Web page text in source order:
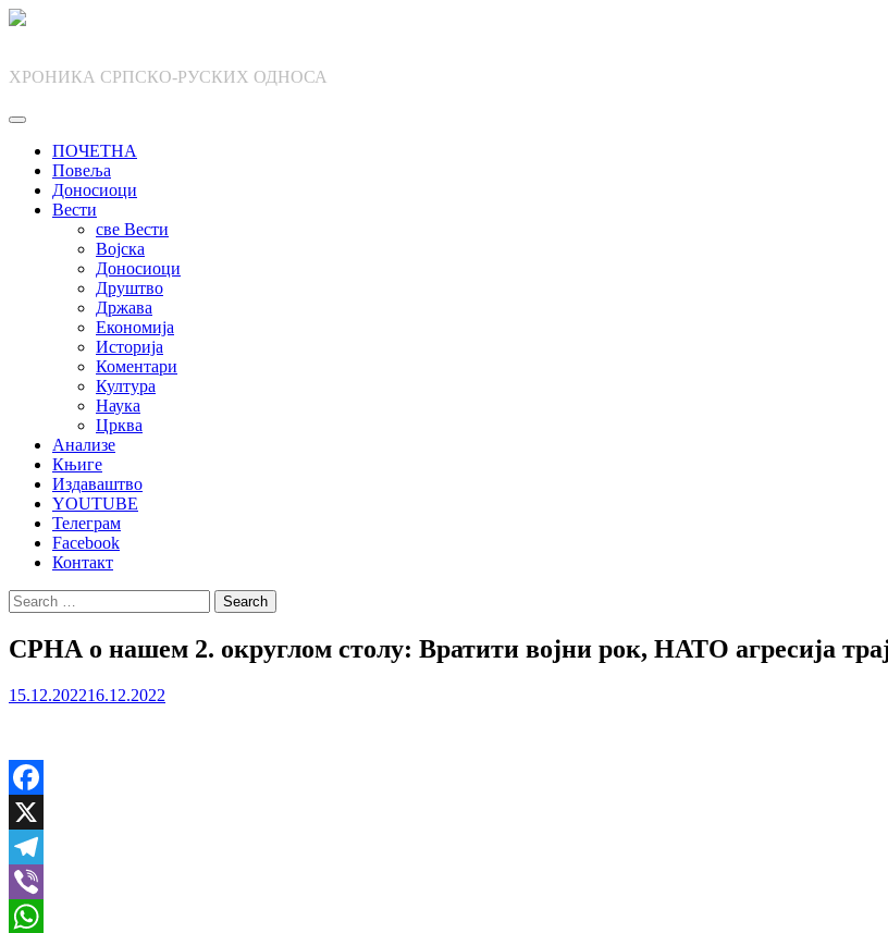
Skip
ХРОНИКА СРПСКО-РУСКИХ ОДНОСА
ПОЧЕТНА
Повеља
Доносиоци
Вести
све Вести
Војска
Доносиоци
Друштво
Држава
Економија
Историја
Коментари
Култура
Наука
Црква
Анализе
Књиге
Издаваштво
YOUTUBE
Телеграм
Facebook
Контакт
Search
for:
СРНА о нашем 2. округлом столу: Вратити војни рок, НАТО агресија
15.12.202216.12.2022
Facebook
X
Telegram
Viber